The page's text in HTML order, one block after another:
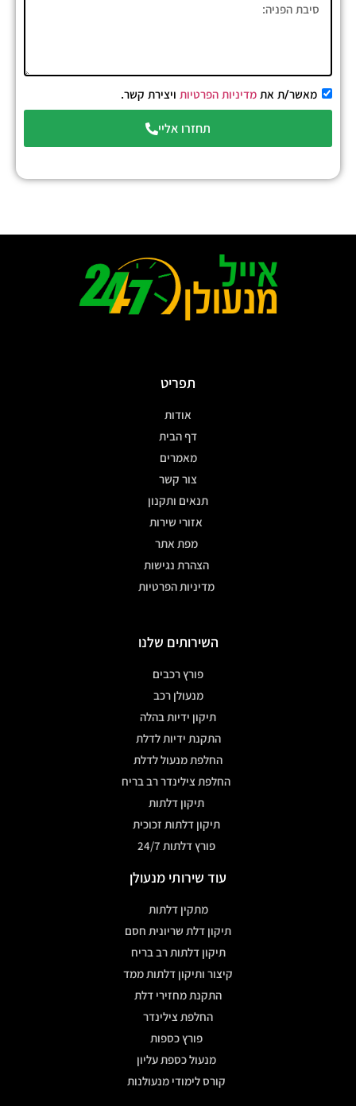
מאשר/ת את מדיניות הפרטיות ויצירת קשר.
תחזרו אליי
תפריט
אודות
דף הבית
מאמרים
צור קשר
תנאים ותקנון
אזורי שירות
מפת אתר
הצהרת נגישות
מדיניות הפרטיות
השירותים שלנו
פורץ רכבים
מנעולן רכב
תיקון ידיות בהלה
התקנת ידיות לדלת
החלפת מנעול לדלת
החלפת צילינדר רב בריח
תיקון דלתות
תיקון דלתות זכוכית
פורץ דלתות 24/7
עוד שירותי מנעולן
מתקין דלתות
תיקון דלת שריונית חסם
תיקון דלתות רב בריח
קיצור ותיקון דלתות ממד
התקנת מחזירי דלת
החלפת צילינדר
פורץ כספות
מנעול כספת עליון
קורס לימודי מנעולנות